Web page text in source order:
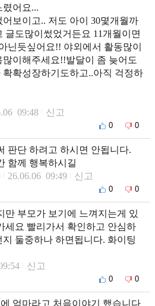
어요...
보이고.. 저도 아이 30몇개월까
글도많이썼었거든요 11개월이면
닌듯싶어요!! 야외에서 활동많이
이해주세요!!발달이 좀 늦어도
확성장하기도하고..아직 걱정하
09:48 신고
0 0
판단 하려고 하시면 안됩니다.
함께 행복하시길
26.06.06 09:49 신고
0 0
만 부모가 보기에 느껴지는게 있
세요 빨리가서 확인하고 안심하
둘중하나 하면됩니다. 화이팅
신고
0 0
엄마라고 처음이야기 했습니다